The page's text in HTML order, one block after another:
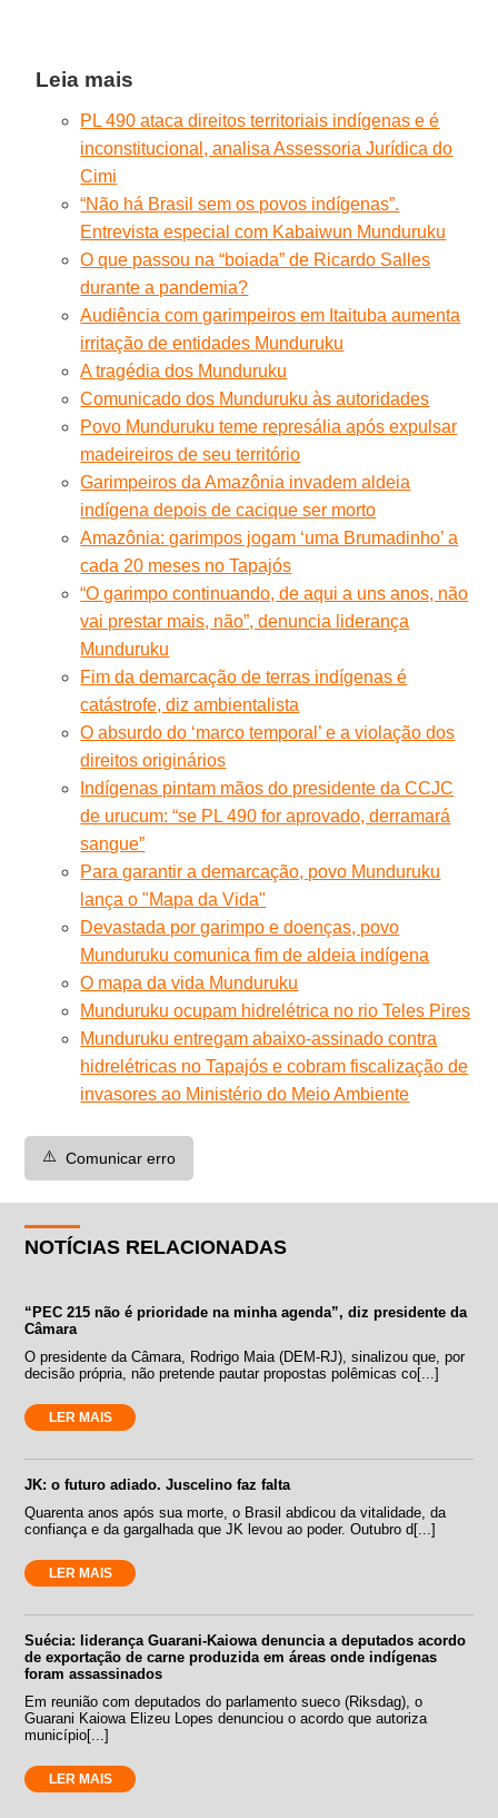
Leia mais
PL 490 ataca direitos territoriais indígenas e é
inconstitucional, analisa Assessoria Jurídica do
Cimi
“Não há Brasil sem os povos indígenas”.
Entrevista especial com Kabaiwun Munduruku
O que passou na “boiada” de Ricardo Salles
durante a pandemia?
Audiência com garimpeiros em Itaituba aumenta
irritação de entidades Munduruku
A tragédia dos Munduruku
Comunicado dos Munduruku às autoridades
Povo Munduruku teme represália após expulsar
madeireiros de seu território
Garimpeiros da Amazônia invadem aldeia
indígena depois de cacique ser morto
Amazônia: garimpos jogam ‘uma Brumadinho’ a
cada 20 meses no Tapajós
“O garimpo continuando, de aqui a uns anos, não
vai prestar mais, não”, denuncia liderança
Munduruku
Fim da demarcação de terras indígenas é
catástrofe, diz ambientalista
O absurdo do ‘marco temporal’ e a violação dos
direitos originários
Indígenas pintam mãos do presidente da CCJC
de urucum: “se PL 490 for aprovado, derramará
sangue”
Para garantir a demarcação, povo Munduruku
lança o "Mapa da Vida"
Devastada por garimpo e doenças, povo
Munduruku comunica fim de aldeia indígena
O mapa da vida Munduruku
Munduruku ocupam hidrelétrica no rio Teles Pires
Munduruku entregam abaixo-assinado contra
hidrelétricas no Tapajós e cobram fiscalização de
invasores ao Ministério do Meio Ambiente
⚠️ Comunicar erro
NOTÍCIAS RELACIONADAS
“PEC 215 não é prioridade na minha agenda”, diz presidente da
Câmara
O presidente da Câmara, Rodrigo Maia (DEM-RJ), sinalizou que, por
decisão própria, não pretende pautar propostas polêmicas co[...]
LER MAIS
JK: o futuro adiado. Juscelino faz falta
Quarenta anos após sua morte, o Brasil abdicou da vitalidade, da
confiança e da gargalhada que JK levou ao poder. Outubro d[...]
LER MAIS
Suécia: liderança Guarani-Kaiowa denuncia a deputados acordo
de exportação de carne produzida em áreas onde indígenas
foram assassinados
Em reunião com deputados do parlamento sueco (Riksdag), o
Guarani Kaiowa Elizeu Lopes denunciou o acordo que autoriza
município[...]
LER MAIS